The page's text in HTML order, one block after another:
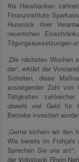
Als Hausbanken
Finanzinstitute
Hunsrück ihrer
neuerlichen
Tilgungsaussetzungen
„Die nächsten Wochen
dar“, erklärt der
Scholten, diese
ansteigender Zahl von
Tätigkeiten
obwohl viel Geld für
Betriebe investiert
„Gerne sichern wir den
Wie bereits im Frühjahr
Sprechen Sie uns
der Volksbank Rhein-